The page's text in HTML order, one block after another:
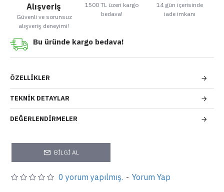
Alışveriş
Güvenli ve sorunsuz
alışveriş deneyimi!
1500 TL üzeri kargo
bedava!
14 gün içerisinde
iade imkanı
ÖZELLIKLER
TEKNIK DETAYLAR
DEĞERLENDIRMELER
BILGI AL
Bu üründe kargo bedava!
0 yorum yapılmış. - Yorum Yap